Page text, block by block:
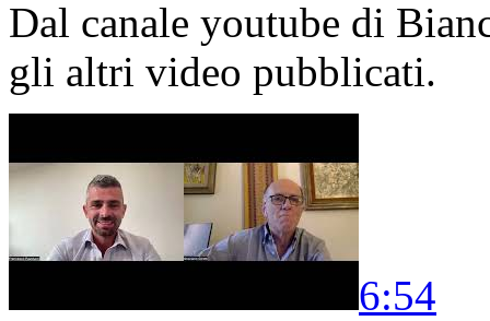
Dal canale youtube di
gli altri video pubblicati.
6:54